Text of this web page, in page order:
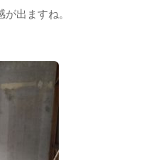
出ますね。